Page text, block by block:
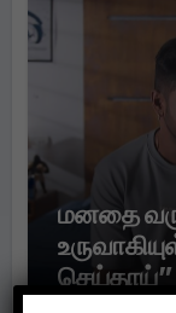
மனதை
செய்தாய்”